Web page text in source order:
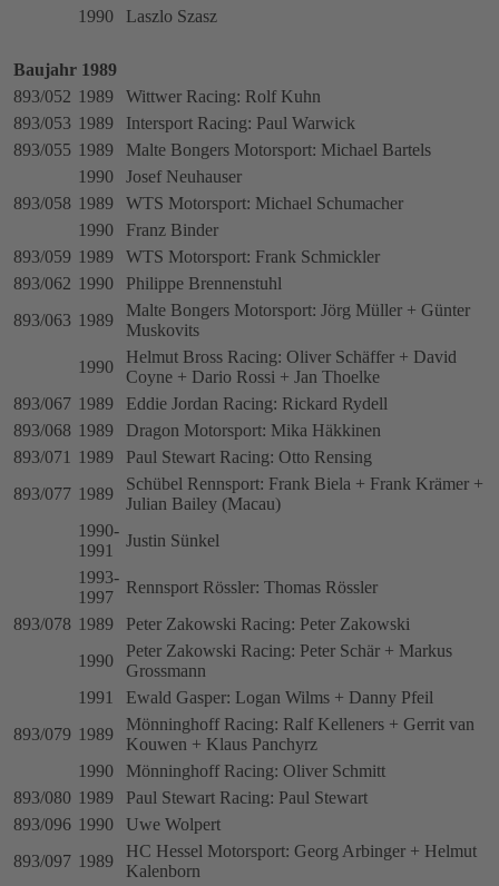
1990
Laszlo Szasz
Baujahr 1989
893/052 1989
Wittwer Racing: Rolf Kuhn
893/053 1989
Intersport Racing: Paul Warwick
893/055 1989
Malte Bongers Motorsport: Michael Bartels
1990
Josef Neuhauser
893/058 1989
WTS Motorsport: Michael Schumacher
1990
Franz Binder
893/059 1989
WTS Motorsport: Frank Schmickler
893/062 1990
Philippe Brennenstuhl
893/063 1989
Malte Bongers Motorsport: Jörg Müller + Günter
Muskovits
1990
Helmut Bross Racing: Oliver Schäffer + David
Coyne + Dario Rossi + Jan Thoelke
893/067 1989
Eddie Jordan Racing: Rickard Rydell
893/068 1989
Dragon Motorsport: Mika Häkkinen
893/071
1989
Paul Stewart Racing: Otto Rensing
893/077 1989
Schübel Rennsport: Frank Biela + Frank Krämer +
Julian Bailey (Macau)
1990-
1991
Justin Sünkel
1993-
1997
Rennsport Rössler: Thomas Rössler
893/078 1989
Peter Zakowski Racing: Peter Zakowski
1990
Peter Zakowski Racing: Peter Schär + Markus
Grossmann
1991
Ewald Gasper: Logan Wilms + Danny Pfeil
893/079 1989
Mönninghoff Racing: Ralf Kelleners + Gerrit van
Kouwen + Klaus Panchyrz
1990
Mönninghoff Racing: Oliver Schmitt
893/080 1989
Paul Stewart Racing: Paul Stewart
893/096 1990
Uwe Wolpert
893/097 1989
HC Hessel Motorsport: Georg Arbinger + Helmut
Kalenborn